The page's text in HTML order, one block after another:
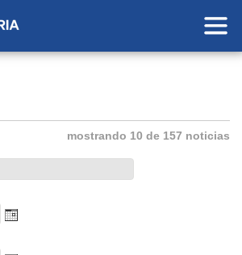
mostrando 10 de 157 noticias